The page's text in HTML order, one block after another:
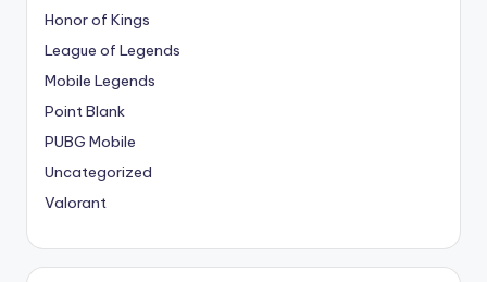
Honor of Kings
League of Legends
Mobile Legends
Point Blank
PUBG Mobile
Uncategorized
Valorant